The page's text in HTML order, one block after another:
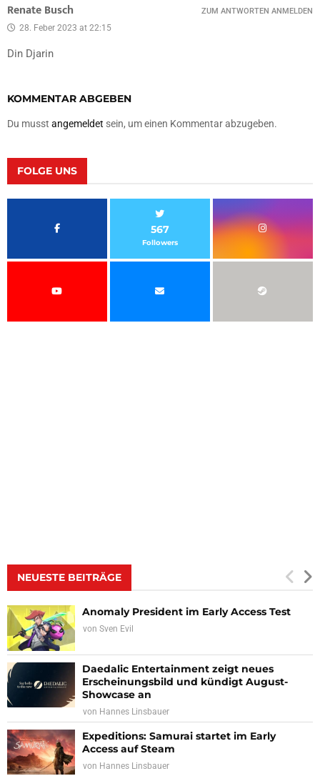
Renate Busch
28. Feber 2023 at 22:15
Din Djarin
ZUM ANTWORTEN ANMELDEN
KOMMENTAR ABGEBEN
Du musst angemeldet sein, um einen Kommentar abzugeben.
FOLGE UNS
567
Followers
NEUESTE BEITRÄGE
Anomaly President im Early Access Test
von Sven Evil
Daedalic Entertainment zeigt neues
Erscheinungsbild und kündigt August-
Showcase an
von Hannes Linsbauer
Expeditions: Samurai startet im Early
Access auf Steam
von Hannes Linsbauer